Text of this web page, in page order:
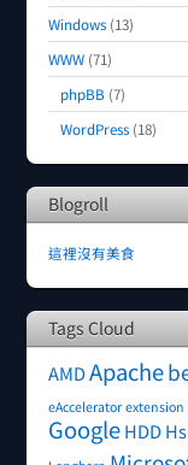
Windows (13)
WWW (71)
phpBB (7)
WordPress (18)
Blogroll
這裡沒有美食
Tags Cloud
AMDApache
eAccelerator extension
GoogleHDD